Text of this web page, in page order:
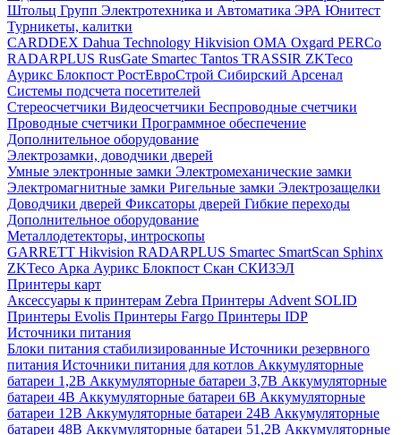
Штольц Групп Электротехника и Автоматика ЭРА Юнитест
Турникеты, калитки
CARDDEX Dahua Technology Hikvision ОМА Oxgard PERCo
RADARPLUS RusGate Smartec Tantos TRASSIR ZKTeco
Аурикс Блокпост РостЕвроСтрой Сибирский Арсенал
Системы подсчета посетителей
Стереосчетчики Видеосчетчики Беспроводные счетчики
Проводные счетчики Программное обеспечение
Дополнительное оборудование
Электрозамки, доводчики дверей
Умные электронные замки Электромеханические замки
Электромагнитные замки Ригельные замки Электрозащелки
Доводчики дверей Фиксаторы дверей Гибкие переходы
Дополнительное оборудование
Металлодетекторы, интроскопы
GARRETT Hikvision RADARPLUS Smartec SmartScan Sphinx
ZKTeco Арка Аурикс Блокпост Скан СКИЗЭЛ
Принтеры карт
Аксессуары к принтерам Zebra Принтеры Advent SOLID
Принтеры Evolis Принтеры Fargo Принтеры IDP
Источники питания
Блоки питания стабилизированные Источники резервного
питания Источники питания для котлов Аккумуляторные
батареи 1,2В Аккумуляторные батареи 3,7В Аккумуляторные
батареи 4В Аккумуляторные батареи 6В Аккумуляторные
батареи 12В Аккумуляторные батареи 24В Аккумуляторные
батареи 48В Аккумуляторные батареи 51,2В Аккумуляторные